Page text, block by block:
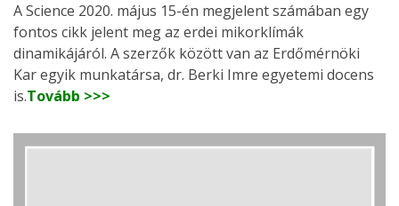
A Science 2020. május 15-én megjelent számában egy
fontos cikk jelent meg az erdei mikorklímák
dinamikájáról. A szerzők között van az Erdőmérnöki
Kar egyik munkatársa, dr. Berki Imre egyetemi docens
is.Tovább >>>